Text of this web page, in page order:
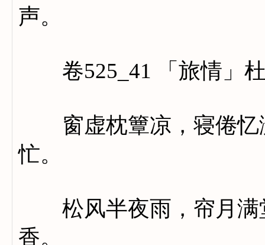
声。
卷525_41 「旅情」
窗虚枕簟凉，寝倦忆
忙。
松风半夜雨，帘月满
香。